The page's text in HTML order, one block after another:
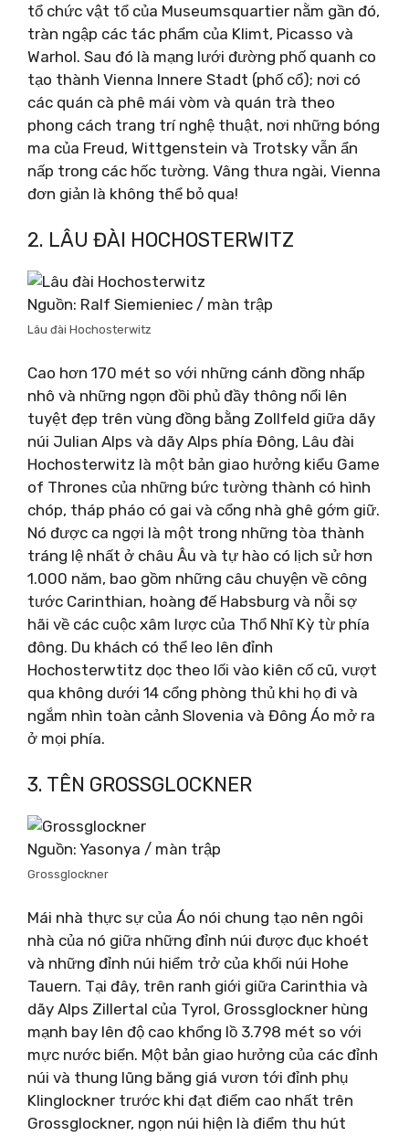
tổ chức vật tổ của Museumsquartier nằm gần đó,
tràn ngập các tác phẩm của Klimt, Picasso và
Warhol. Sau đó là mạng lưới đường phố quanh co
tạo thành Vienna Innere Stadt (phố cổ); nơi có
các quán cà phê mái vòm và quán trà theo
phong cách trang trí nghệ thuật, nơi những bóng
ma của Freud, Wittgenstein và Trotsky vẫn ẩn
nấp trong các hốc tường. Vâng thưa ngài, Vienna
đơn giản là không thể bỏ qua!
2. LÂU ĐÀI HOCHOSTERWITZ
Nguồn: Ralf Siemieniec / màn trập
Lâu đài Hochosterwitz
Cao hơn 170 mét so với những cánh đồng nhấp
nhô và những ngọn đồi phủ đầy thông nổi lên
tuyệt đẹp trên vùng đồng bằng Zollfeld giữa dãy
núi Julian Alps và dãy Alps phía Đông, Lâu đài
Hochosterwitz là một bản giao hưởng kiểu Game
of Thrones của những bức tường thành có hình
chóp, tháp pháo có gai và cổng nhà ghê gớm giữ.
Nó được ca ngợi là một trong những tòa thành
tráng lệ nhất ở châu Âu và tự hào có lịch sử hơn
1.000 năm, bao gồm những câu chuyện về công
tước Carinthian, hoàng đế Habsburg và nỗi sợ
hãi về các cuộc xâm lược của Thổ Nhĩ Kỳ từ phía
đông. Du khách có thể leo lên đỉnh
Hochosterwtitz dọc theo lối vào kiên cố cũ, vượt
qua không dưới 14 cổng phòng thủ khi họ đi và
ngắm nhìn toàn cảnh Slovenia và Đông Áo mở ra
ở mọi phía.
3. TÊN GROSSGLOCKNER
Nguồn: Yasonya / màn trập
Grossglockner
Mái nhà thực sự của Áo nói chung tạo nên ngôi
nhà của nó giữa những đỉnh núi được đục khoét
và những đỉnh núi hiểm trở của khối núi Hohe
Tauern. Tại đây, trên ranh giới giữa Carinthia và
dãy Alps Zillertal của Tyrol, Grossglockner hùng
mạnh bay lên độ cao khổng lồ 3.798 mét so với
mực nước biển. Một bản giao hưởng của các đỉnh
núi và thung lũng băng giá vươn tới đỉnh phụ
Klinglockner trước khi đạt điểm cao nhất trên
Grossglockner, ngọn núi hiện là điểm thu hút